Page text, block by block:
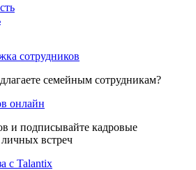
сотрудников
семейным сотрудникам?
онлайн
и подписывайте кадровые
встреч
с Talantix